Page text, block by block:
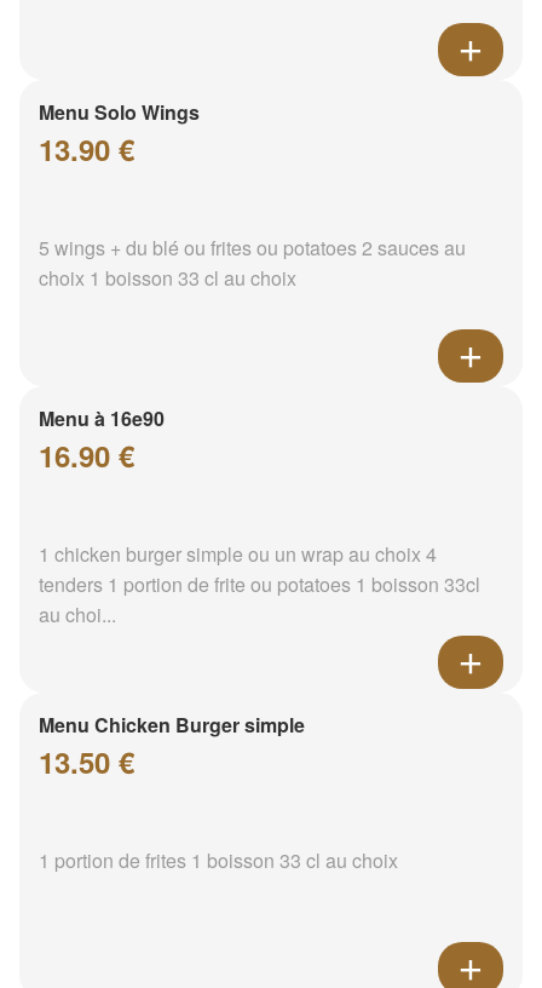
Menu Solo Wings
13.90 €
5 wings + du blé ou frites ou potatoes 2 sauces au
choix 1 boisson 33 cl au choix
Menu à 16e90
16.90 €
1 chicken burger simple ou un wrap au choix 4
tenders 1 portion de frite ou potatoes 1 boisson 33cl
au choi...
Menu Chicken Burger simple
13.50 €
1 portion de frites 1 boisson 33 cl au choix